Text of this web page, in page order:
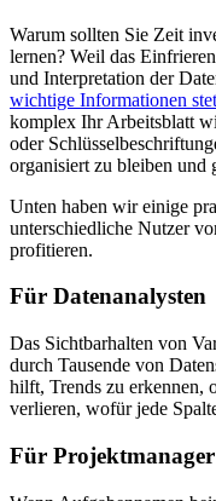
Warum sollten Sie Zeit
lernen? Weil das
und Interpretation der
wichtige Informationen
komplex Ihr Arbeitsblatt
oder
organisiert zu bleiben und
Unten haben wir einige
unterschiedliche Nutzer
profitieren.
Für Datenanalysten
Das Sichtbarhalten von
durch Tausende von
hilft, Trends zu erkennen,
verlieren, wofür jede
Für Projektmanager